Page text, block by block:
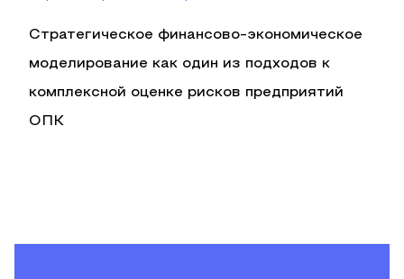
Стратегическое финансово-экономическое
моделирование как один из подходов к
комплексной оценке рисков предприятий
ОПК